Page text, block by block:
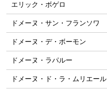
エリック・ボゲロ
ドメーヌ・サン・フランソワ
ドメーヌ・デ・ボーモン
ドメーヌ・ラパルー
ドメーヌ・ド・ラ・ムリエール